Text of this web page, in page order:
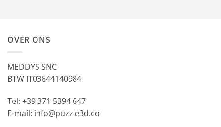
OVER ONS
MEDDYS SNC
BTW IT03644140984
Tel: +39 371 5394 647
E-mail: info@puzzle3d.co